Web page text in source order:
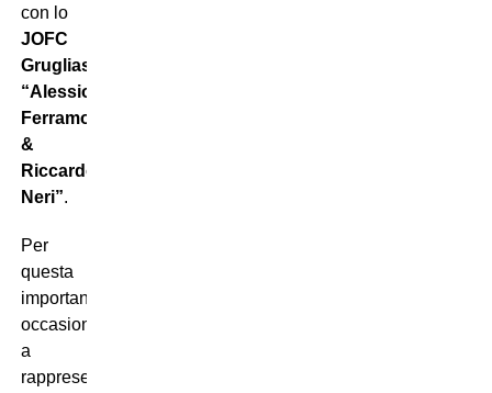
con lo
JOFC
Grugliasco
“Alessio
Ferramosca
&
Riccardo
Neri”.
Per
questa
importante
occasione,
a
rappresentare